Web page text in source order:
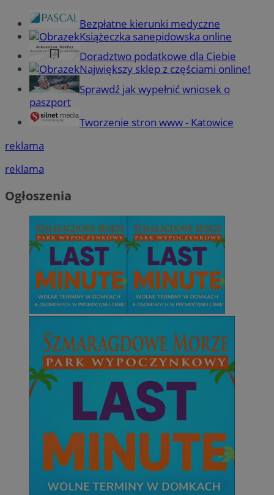
Bezpłatne kierunki medyczne
Książeczka sanepidowska online
Doradztwo podatkowe dla Ciebie
Największy sklep z częściami online!
Sprawdź jak wypełnić wniosek o
paszport
Tworzenie stron www - Katowice
reklama
reklama
Ogłoszenia